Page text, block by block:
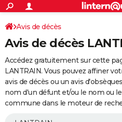
ACTUALITÉS
Politique
Société
Faits Divers
Education
Monde
Villes
+
SPORT
Coupe du monde 2026
Football
Tennis
Cyclisme
Rugby
Forum
Programme TV
TNTStreaming
Cinéma
Sorties cinéma
Musique
+
FINANCE
Retraite
Epargne
Immobilier
Risques naturels par ville
Banque
Assurance
AUTO
Essais
Réserver un essai
Citadines
Berlines
SUV
Forum auto
+
Avis de décès
Avis de décès
Accédez gratuitement sur cette
LANTRAIN. Vous pouvez affiner
avis de décès ou un avis
nom d'un défunt et/ou le nom ou
commune dans le moteur de